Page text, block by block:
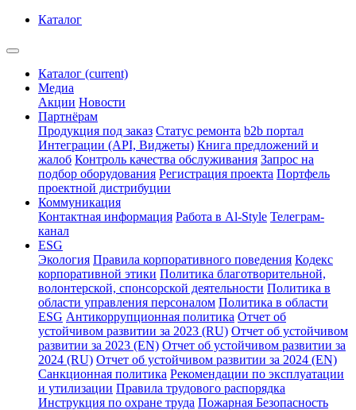
Каталог
Каталог (current)
Медиа
Акции Новости
Партнёрам
Продукция под заказ Статус ремонта b2b портал
Интеграции (API, Виджеты) Книга предложений и
жалоб Контроль качества обслуживания Запрос на
подбор оборудования Регистрация проекта Портфель
проектной дистрибуции
Коммуникация
Контактная информация Работа в Al-Style Телеграм-
канал
ESG
Экология Правила корпоративного поведения Кодекс
корпоративной этики Политика благотворительной,
волонтерской, спонсорской деятельности Политика в
области управления персоналом Политика в области
ESG Антикоррупционная политика Отчет об
устойчивом развитии за 2023 (RU) Отчет об устойчивом
развитии за 2023 (EN) Отчет об устойчивом развитии за
2024 (RU) Отчет об устойчивом развитии за 2024 (EN)
Санкционная политика Рекомендации по эксплуатации
и утилизации Правила трудового распорядка
Инструкция по охране труда Пожарная Безопасность